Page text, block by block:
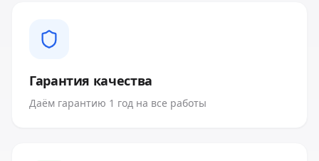
Гарантия качества
Даём гарантию 1 год на все работы